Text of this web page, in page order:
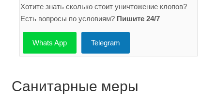
Хотите знать сколько стоит уничтожение клопов?
Есть вопросы по условиям? Пишите 24/7
Whats App Telegram
Санитарные меры